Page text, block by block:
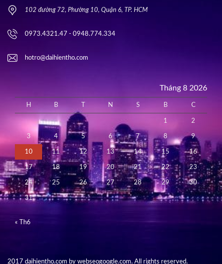
102 đường 72, Phường 10, Quận 6, TP. HCM
0973.4321.47 - 0948.774.334
hotro@daihientho.com
Tháng 8 2026
H B N S B C
1 2
3 4 5 6 7 8 9
10 11 12 13 14 15 16
17 18 19 20 21 22 23
24 25 26 27 28 29 30
31
« Th6
2017 daihientho.com by webseogoogle.com. All rights reserved.